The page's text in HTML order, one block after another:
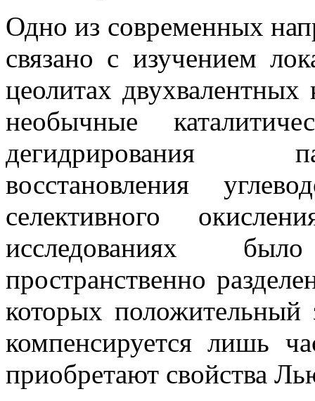
Одно из современных
связано с изучением
цеолитах
необычные
дегидрирования
восстановления
селективного
исследованиях
пространственно
которых положительный
компенсируется лишь
приобретают свойства